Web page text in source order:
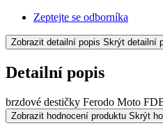
Zeptejte se odborníka
Zobrazit detailní popis Skrýt detailní
Detailní popis
brzdové destičky Ferodo Moto
Zobrazit hodnocení produktu Skrýt